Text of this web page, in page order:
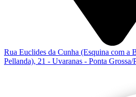
Rua Euclides da Cunha (Esquina com a
Pellanda), 21 - Uvaranas - Ponta